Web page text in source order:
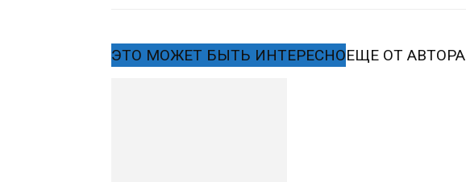
ЭТО МОЖЕТ БЫТЬ ИНТЕРЕСНОЕЩЕ ОТ АВТОРА